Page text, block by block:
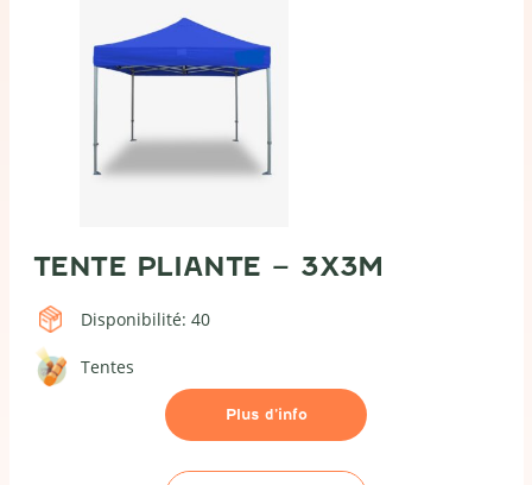
TENTE PLIANTE – 3X3M
Disponibilité: 40
Tentes
Plus d’info